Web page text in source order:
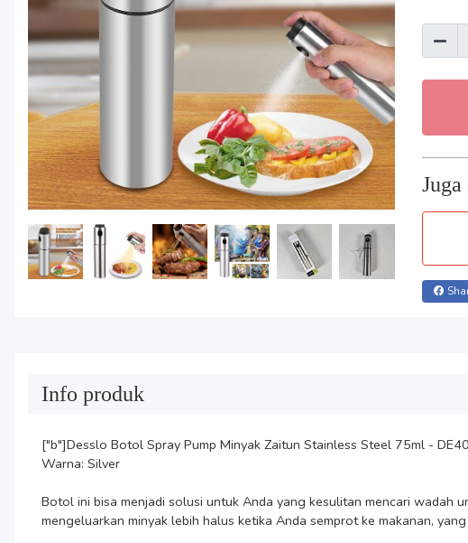
Info produk
["b"]Desslo Botol Spray Pump Minyak Zaitun Stainless Steel 75ml -
Warna: Silver
Botol ini bisa menjadi solusi untuk Anda yang kesulitan mencari wadah
mengeluarkan minyak lebih halus ketika Anda semprot ke makanan,